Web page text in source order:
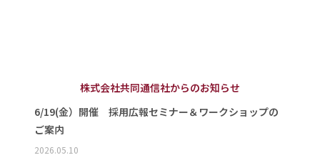
株式会社共同通信社からのお知らせ
6/19(金）開催 採用広報セミナー＆ワークショップの
ご案内
2026.05.10